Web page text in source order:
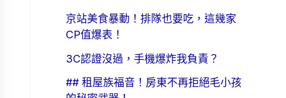
京站美食暴動！排隊也要吃，這幾家
CP值爆表！
3C認證沒過，手機爆炸我負責？
## 租屋族福音！房東不再拒絕毛小孩